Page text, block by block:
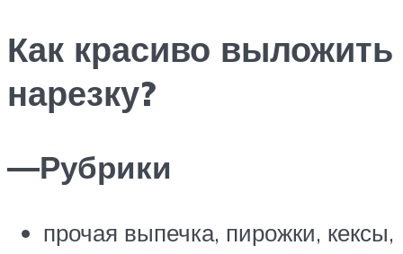
Как красиво выложить
нарезку?
—Рубрики
прочая выпечка, пирожки, кексы,